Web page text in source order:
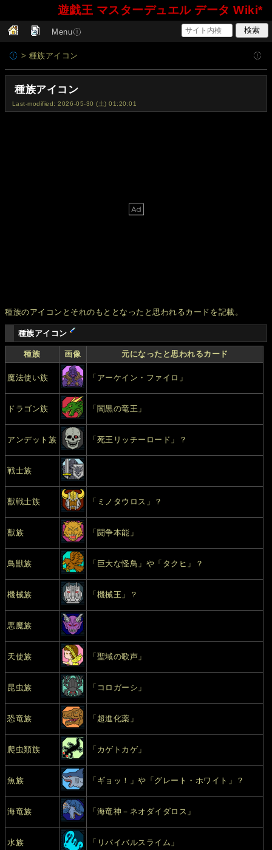
遊戯王 マスターデュエル データ Wiki*
Menu
> 種族アイコン
種族アイコン
Last-modified: 2026-05-30 (土) 01:20:01
種族のアイコンとそれのもととなったと思われるカードを記載。
種族アイコン
種族 画像 元になったと思われるカード
魔法使い族 「アーケイン・ファイロ」
ドラゴン族 「闇黒の竜王」
アンデット族 「死王リッチーロード」？
戦士族
獣戦士族 「ミノタウロス」？
獣族 「闘争本能」
鳥獣族 「巨大な怪鳥」や「タクヒ」？
機械族 「機械王」？
悪魔族
天使族 「聖域の歌声」
昆虫族 「コロガーシ」
恐竜族 「超進化薬」
爬虫類族 「カゲトカゲ」
魚族 「ギョッ！」や「グレート・ホワイト」？
海竜族 「海竜神－ネオダイダロス」
水族 「リバイバルスライム」